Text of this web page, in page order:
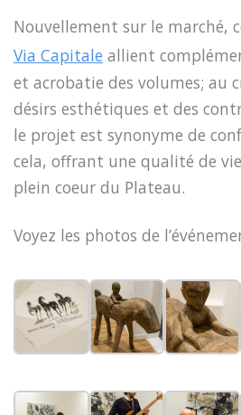
Nouvellement sur le marché,
Via Capitale allient
et acrobatie des volumes; au
désirs esthétiques et des
le projet est synonyme de
cela, offrant une qualité de
plein coeur du Plateau.
Voyez les photos de